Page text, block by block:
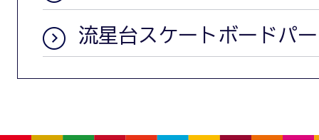
流星台スケートボードパ